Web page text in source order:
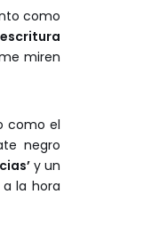
como
escritura
miren
como el
negro
y un
la hora